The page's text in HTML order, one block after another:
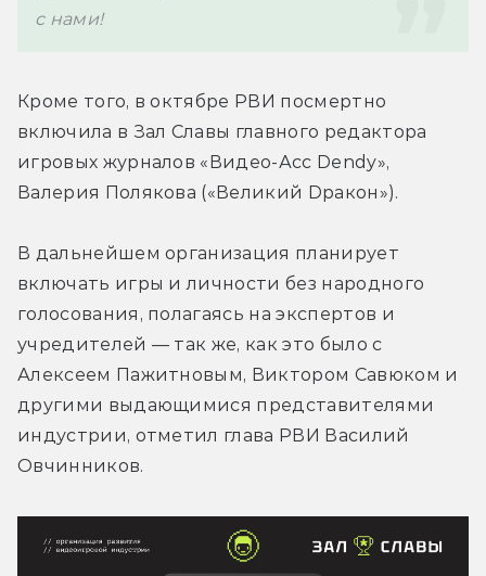
с нами!
Кроме того, в октябре РВИ посмертно
включила в Зал Славы главного редактора
игровых журналов «Видео-Асс Dendy»,
Валерия Полякова («Великий Dракон»).
В дальнейшем организация планирует
включать игры и личности без народного
голосования, полагаясь на экспертов и
учредителей — так же, как это было с
Алексеем Пажитновым, Виктором Савюком и
другими выдающимися представителями
индустрии, отметил глава РВИ Василий
Овчинников.